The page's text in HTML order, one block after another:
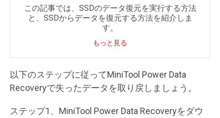
この記事では、SSDのデータ復元を実行する方法
と、SSDからデータを復元する方法を紹介しま
す。
もっと見る
以下のステップに従ってMiniTool Power Data
Recoveryで失ったデータを取り戻しましょう。
ステップ1、MiniTool Power Data Recoveryをダウ